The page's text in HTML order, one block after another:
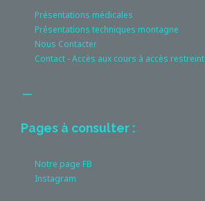
Présentations médicales
Présentations techniques montagne
Nous Contacter
Contact - Accès aux cours à accès restreint
Pages à consulter :
Notre page FB
Instagram